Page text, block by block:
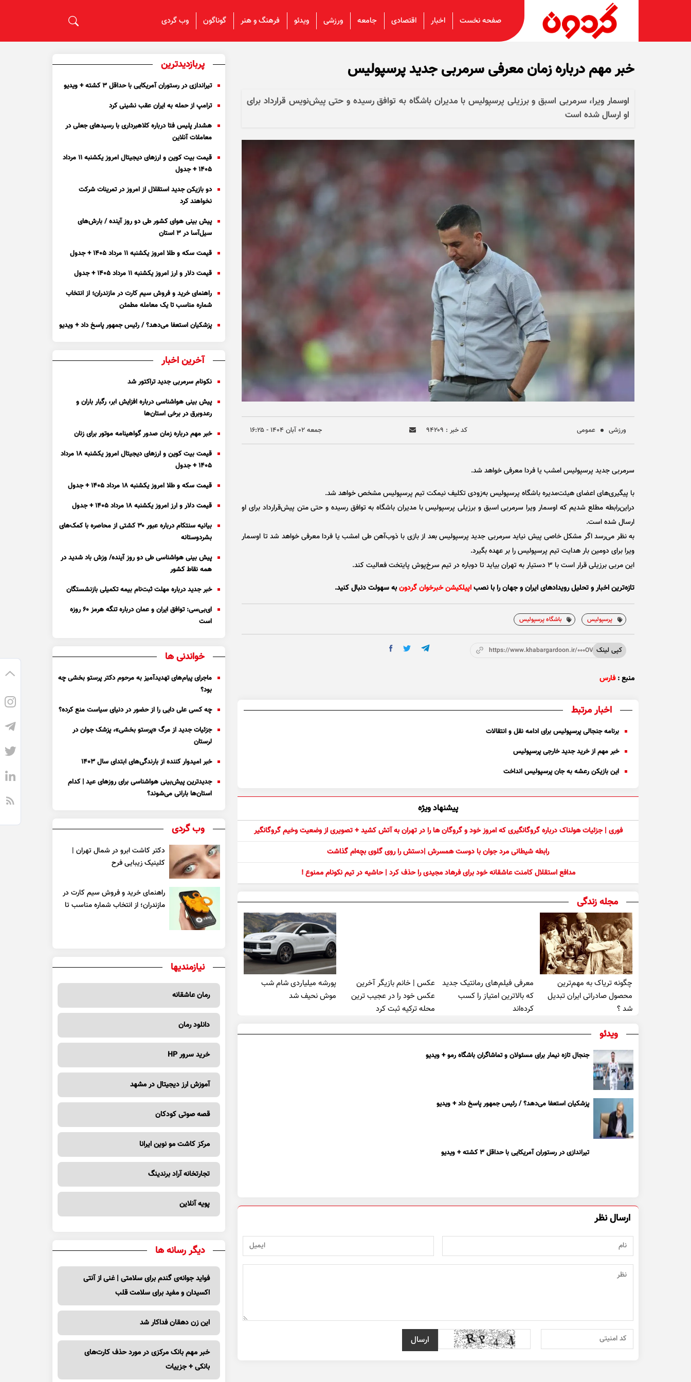
صفحه نخست اخبار اقتصادی جامعه ورزشی ویدئو فرهنگ و هنر گوناگون وب گردی
خبر مهم درباره زمان معرفی سرمربی جدید پرسپولیس
اوسمار ویرا، سرمربی اسبق و برزیلی پرسپولیس با مدیران باشگاه به توافق رسیده و حتی پیش‌نویس قرارداد برای
او ارسال شده است
ورزشی عمومی کد خبر : ۹۴۲۰۹ جمعه ۰۲ آبان ۱۴۰۴ - ۱۶:۲۵
سرمربی جدید پرسپولیس امشب یا فردا معرفی خواهد شد.
با پیگیری‌های اعضای هیئت‌مدیره باشگاه پرسپولیس به‌زودی تکلیف نیمکت تیم پرسپولیس مشخص خواهد شد.
دراین‌رابطه مطلع شدیم که اوسمار ویرا سرمربی اسبق و برزیلی پرسپولیس با مدیران باشگاه به توافق رسیده و حتی متن پیش‌قرارداد برای او
ارسال شده است.
به نظر می‌رسد اگر مشکل خاصی پیش نیاید سرمربی جدید پرسپولیس بعد از بازی با ذوب‌آهن طی امشب یا فردا معرفی خواهد شد تا اوسمار
ویرا برای دومین بار هدایت تیم پرسپولیس را بر عهده بگیرد.
این مربی برزیلی قرار است با ۳ دستیار به تهران بیاید تا دوباره در تیم سرخ‌پوش پایتخت فعالیت کند.
تازه‌ترین اخبار و تحلیل‌ رویدادهای ایران و جهان را با نصباپیلکیشن خبرخوان گردونبه سهولت دنبال کنید.
پرسپولیس باشگاه پرسپولیس
کپی لینکhttps://www.khabargardoon.ir/000OVV
منبع : فارس
اخبار مرتبط
برنامه جنجالی پرسپولیس برای ادامه نقل‌ و انتقالات
خبر مهم از خرید جدید خارجی پرسپولیس
این بازیکن رعشه به جان پرسپولیس انداخت
پیشنهاد ویژه
فوری | جزئیات هولناک درباره گروگانگیری که امروز خود و گروگان ها را در تهران به آتش کشید + تصویری از وضعیت وخیم گروگانگیر
رابطه شیطانی مرد جوان با دوست همسرش |دستش را روی گلوی بچه‌ام گذاشت
مدافع استقلال کامنت عاشقانه خود برای فرهاد مجیدی را حذف کرد | حاشیه در تیم نکونام ممنوع !
مجله زندگی
چگونه تریاک به مهم‌ترین
محصول صادراتی ایران تبدیل
شد ؟
معرفی فیلم‌های رمانتیک جدید
که بالاترین امتیاز را کسب
کرده‌اند
عکس | خانم بازیگر آخرین
عکس خود را در عجیب ترین
محله ترکیه ثبت کرد
پورشه میلیاردی شام شب
موش‌ نحیف شد
ویدئو
جنجال تازه نیمار برای مسئولان و تماشاگران باشگاه رمو + ویدیو
پزشکیان استعفا می‌دهد؟ / رئیس جمهور پاسخ داد + ویدیو
تیراندازی در رستوران آمریکایی با حداقل ۳ کشته + ویدیو
ارسال نظر
پربازدیدترین
تیراندازی در رستوران آمریکایی با حداقل ۳ کشته + ویدیو
ترامپ از حمله به ایران عقب نشینی کرد
هشدار پلیس فتا درباره کلاهبرداری با رسید‌های جعلی در
معاملات آنلاین
قیمت بیت کوین و ارز‌های دیجیتال امروز یکشنبه ۱۱ مرداد
۱۴۰۵ + جدول
دو بازیکن جدید استقلال از امروز در تمرینات شرکت
نخواهند کرد
پیش بینی هوای کشور طی دو روز آینده / بارش‌های
سیل‌آسا در ۳ استان
قیمت سکه و طلا امروز یکشنبه ۱۱ مرداد ۱۴۰۵ + جدول
قیمت دلار و ارز امروز یکشنبه ۱۱ مرداد ۱۴۰۵ + جدول
راهنمای خرید و فروش سیم کارت در مازندران؛ از انتخاب
شماره مناسب تا یک معامله مطمئن
پزشکیان استعفا می‌دهد؟ / رئیس جمهور پاسخ داد + ویدیو
آخرین اخبار
نکونام سرمربی جدید تراکتور شد
پیش بینی هواشناسی درباره افزایش ابر، رگبار باران و
رعدوبرق در برخی استان‌ها
خبر مهم درباره زمان صدور گواهینامه موتور برای زنان
قیمت بیت کوین و ارز‌های دیجیتال امروز یکشنبه ۱۸ مرداد
۱۴۰۵ + جدول
قیمت سکه و طلا امروز یکشنبه ۱۸ مرداد ۱۴۰۵ + جدول
قیمت دلار و ارز امروز یکشنبه ۱۸ مرداد ۱۴۰۵ + جدول
بیانیه سنتکام درباره عبور ۳۰ کشتی از محاصره با کمک‌های
بشردوستانه
پیش بینی هواشناسی طی دو روز آینده/ وزش باد شدید در
همه نقاط کشور
خبر جدید درباره مهلت ثبت‌نام بیمه تکمیلی بازنشستگان
ای‌بی‌سی: توافق ایران و عمان درباره تنگه هرمز ۶۰ روزه
است
خواندنی ها
ماجرای پیام‌های تهدیدآمیز به مرحوم دکتر پرستو بخشی چه
بود؟
چه کسی علی دایی را از حضور در دنیای سیاست منع کرده؟
جزئیات جدید از مرگ «پرستو بخشی»، پزشک جوان در
لرستان
خبر امیدوار کننده از بارندگی‌های ابتدای سال ۱۴۰۳
جدیدترین پیش‌بینی هواشناسی برای روزهای عید | کدام
استان‌ها بارانی می‌شوند؟
وب گردی
دکتر کاشت ابرو در شمال تهران |
کلینیک زیبایی فرح
راهنمای خرید و فروش سیم کارت در
مازندران؛ از انتخاب شماره مناسب تا
نیازمندیها
رمان عاشقانه
دانلود رمان
خرید سرور HP
آموزش ارز دیجیتال در مشهد
قصه صوتی کودکان
مرکز کاشت مو نوین ایرانا
تجارتخانه آراد برندینگ
پویه آنلاین
دیگر رسانه ها
فواید جوانه‌ی گندم برای سلامتی | غنی از آنتی
اکسیدان و مفید برای سلامت قلب
این زن دهقان فداکار شد
خبر مهم بانک مرکزی در مورد حذف کارت‌های
بانکی + جزییات